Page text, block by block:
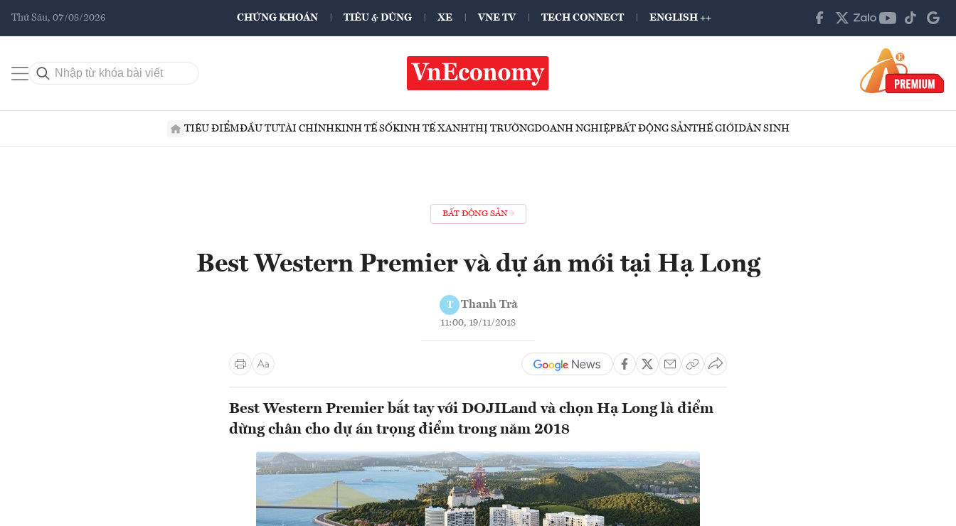
Thứ Sáu, 07/08/2026 CHỨNG KHOÁN TIÊU & DÙNG XE VNE TV TECH CONNECT ENGLISH ++
TIÊU ĐIỂMĐẦU TƯTÀI CHÍNHKINH TẾ SỐKINH TẾ XANHTHỊ TRƯỜNGDOANH NGHIỆPBẤT ĐỘNG SẢNTHẾ GIỚIDÂN SINH
BẤT ĐỘNG SẢN
Best Western Premier và dự án mới tại Hạ Long
T Thanh Trà
11:00, 19/11/2018
Best Western Premier bắt tay với DOJILand và chọn Hạ Long là điểm
dừng chân cho dự án trọng điểm trong năm 2018